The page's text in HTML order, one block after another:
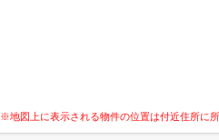
※地図上に表示される物件の位置は付近住所に